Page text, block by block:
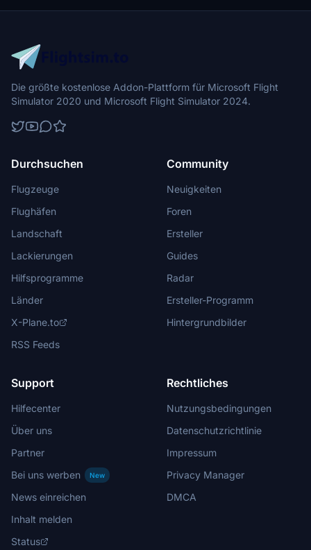
Die größte kostenlose Addon-Plattform für Microsoft Flight
Simulator 2020 und Microsoft Flight Simulator 2024.
Durchsuchen
Flugzeuge
Flughäfen
Landschaft
Lackierungen
Hilfsprogramme
Länder
X-Plane.to
RSS Feeds
Community
Neuigkeiten
Foren
Ersteller
Guides
Radar
Ersteller-Programm
Hintergrundbilder
Support
Hilfecenter
Über uns
Partner
Bei uns werben
New
News einreichen
Inhalt melden
Status
Rechtliches
Nutzungsbedingungen
Datenschutzrichtlinie
Impressum
Privacy Manager
DMCA